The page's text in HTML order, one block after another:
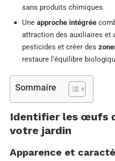
sans produits chimiques.
Une approche intégrée
attraction des auxiliaires et
pesticides et créer des
restaure l’équilibre
Sommaire
Identifier les œufs
votre jardin
Apparence et